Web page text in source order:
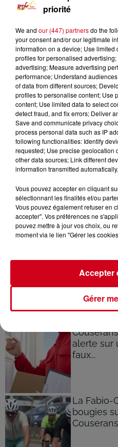
RDC infos locales
RDC RADIO COUSERANS
la Saint-Jean mettra les
0:00
15 juin 2026
LE JOURNAL DU 15/
METTRA LES MINES
Réalisées et présentées par
la Saint-Jean mettra les
alerte sur
faux...
La Fabio-
bougies
Couserans
priorité
We and our (447) partnersdo the
your consent and/or our legitimate
information on a device; Use
profiles for personalised
advertising; Measure advertising
performance; Understand
of data from different sources;
profiles to personalise content; Use
content; Use limited data to select
detect fraud, and fix errors; Deliver
Save and communicate privacy
process personal data such as IP
following functionalities: Identify
requested; Use precise geolocation
other data sources; Link different
information transmitted automatically.
Vous pouvez accepter en cliquant
sélectionnant les finalités et/ou
Vous pouvez également refuser en
accepter". Vos préférences ne
pouvez mettre à jour vos choix, ou
moment via le lien "Gérer les
Gérer
Accepter